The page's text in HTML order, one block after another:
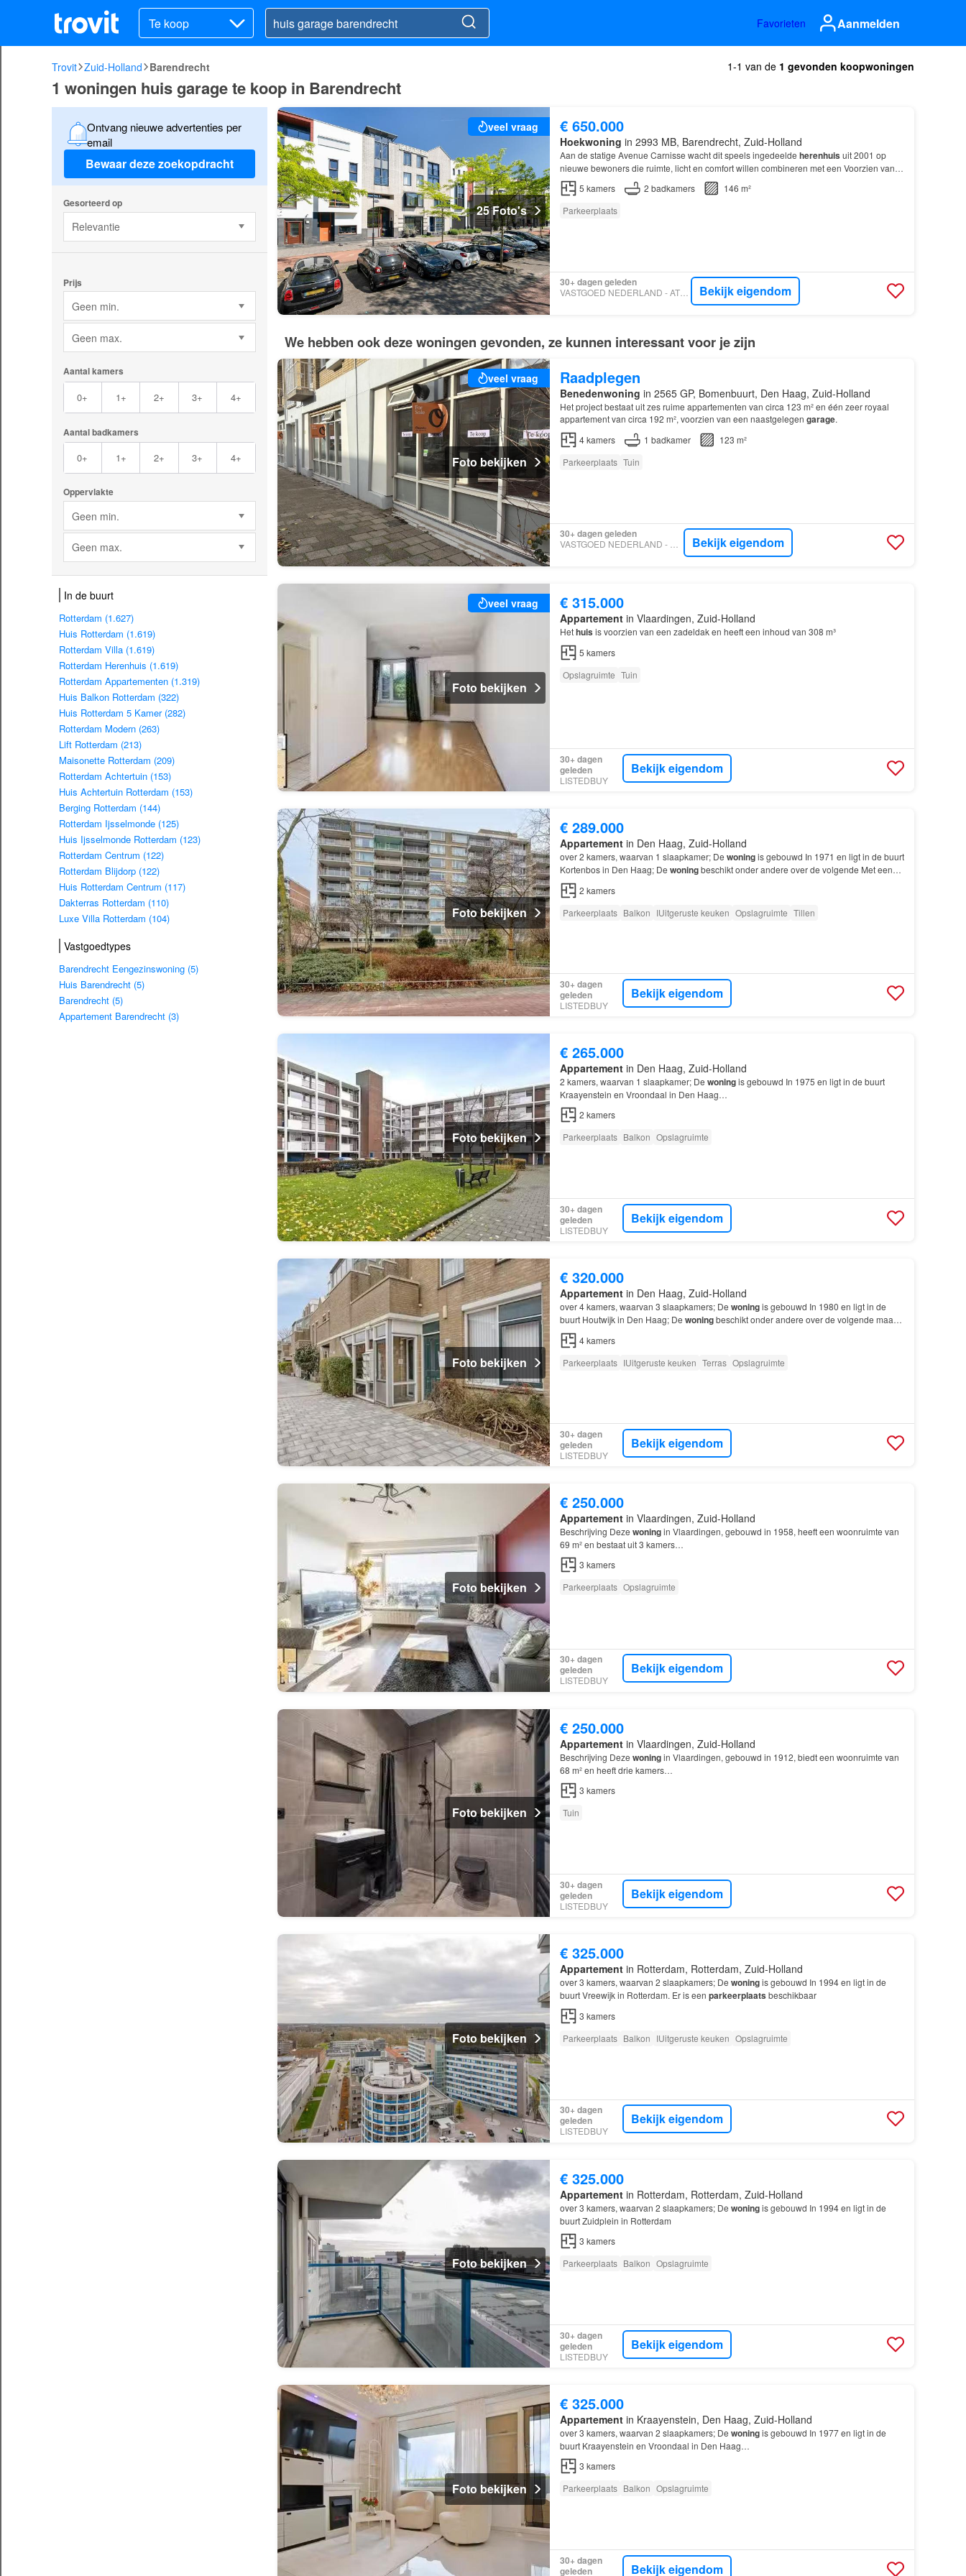
Te koop Favorieten Aanmelden
Trovit Zuid-Holland Barendrecht 1-1 van de 1 gevonden koopwoningen
1 woningen huis garage te koop in Barendrecht
Ontvang nieuwe advertenties per
email
Bewaar deze zoekopdracht
Gesorteerd op
Relevantie
Prijs
Geen min.
Geen max.
Aantal kamers
0+ 1+ 2+ 3+ 4+
Aantal badkamers
0+ 1+ 2+ 3+ 4+
Oppervlakte
Geen min.
Geen max.
In de buurt
Rotterdam (1.627)
Huis Rotterdam (1.619)
Rotterdam Villa (1.619)
Rotterdam Herenhuis (1.619)
Rotterdam Appartementen (1.319)
Huis Balkon Rotterdam (322)
Huis Rotterdam 5 Kamer (282)
Rotterdam Modern (263)
Lift Rotterdam (213)
Maisonette Rotterdam (209)
Rotterdam Achtertuin (153)
Huis Achtertuin Rotterdam (153)
Berging Rotterdam (144)
Rotterdam Ijsselmonde (125)
Huis Ijsselmonde Rotterdam (123)
Rotterdam Centrum (122)
Rotterdam Blijdorp (122)
Huis Rotterdam Centrum (117)
Dakterras Rotterdam (110)
Luxe Villa Rotterdam (104)
Vastgoedtypes
Barendrecht Eengezinswoning (5)
Huis Barendrecht (5)
Barendrecht (5)
Appartement Barendrecht (3)
veel vraag
25 Foto's
€ 650.000
Hoekwoning in 2993 MB, Barendrecht, Zuid-Holland
Aan de statige Avenue Carnisse wacht dit speels ingedeelde herenhuis uit 2001 op
nieuwe bewoners die ruimte, licht en comfort willen combineren met een Voorzien van
een woonoppervlakte van maar liefst 146 m² en een
5 kamers 2 badkamers
146 m²
Parkeerplaats
30+ dagen geleden
VASTGOED NEDERLAND - AT HOME MAKELAARDIJ Bekijk eigendom
We hebben ook deze woningen gevonden, ze kunnen interessant voor je zijn
veel vraag
Foto bekijken
Raadplegen
Benedenwoning in 2565 GP, Bomenbuurt, Den Haag, Zuid-Holland
Het project bestaat uit zes ruime appartementen van circa 123 m² en één zeer royaal
appartement van circa 192 m², voorzien van een naastgelegen garage.
4kamers 1 badkamer
123 m²
Parkeerplaats Tuin
30+ dagen geleden
VASTGOED NEDERLAND - ONESTA VASTGOED Bekijk eigendom
veel vraag
Foto bekijken
€ 315.000
Appartementin Vlaardingen, Zuid-Holland
Hethuis is voorzien van een zadeldak en heeft een inhoud van 308 m³
5 kamers
Opslagruimte Tuin
30+ dagen
geleden
LISTEDBUY
Bekijk eigendom
Foto bekijken
€ 289.000
Appartementin Den Haag, Zuid-Holland
over 2 kamers, waarvan 1 slaapkamer; De woningis gebouwd In 1971 en ligt in de buurt
Kortenbos in Den Haag; De woningbeschikt onder andere over de volgende Met een
ruime woonkamer, open keuken, slaapkamer, fijne badkamer, e…
2 kamers
Parkeerplaats Balkon IUitgeruste keuken Opslagruimte Tillen
30+ dagen
geleden
LISTEDBUY
Bekijk eigendom
Foto bekijken
€ 265.000
Appartementin Den Haag, Zuid-Holland
2 kamers, waarvan 1 slaapkamer; De woningis gebouwd In 1975 en ligt in de buurt
Kraayenstein en Vroondaal in Den Haag…
2 kamers
Parkeerplaats Balkon Opslagruimte
30+ dagen
geleden
LISTEDBUY
Bekijk eigendom
Foto bekijken
€ 320.000
Appartementin Den Haag, Zuid-Holland
over 4 kamers, waarvan 3 slaapkamers; De woningis gebouwd In 1980 en ligt in de
buurt Houtwijk in Den Haag; De woningbeschikt onder andere over de volgende maar
toch zeer centrale locatie in houtwijk jaren 80 maisonnette ap…
4kamers
Parkeerplaats IUitgeruste keuken Terras Opslagruimte
30+ dagen
geleden
LISTEDBUY
Bekijk eigendom
Foto bekijken
€ 250.000
Appartementin Vlaardingen, Zuid-Holland
Beschrijving Deze woningin Vlaardingen, gebouwd in 1958, heeft een woonruimte van
69 m² en bestaat uit 3 kamers…
3 kamers
Parkeerplaats Opslagruimte
30+ dagen
geleden
LISTEDBUY
Bekijk eigendom
Foto bekijken
€ 250.000
Appartementin Vlaardingen, Zuid-Holland
Beschrijving Deze woningin Vlaardingen, gebouwd in 1912, biedt een woonruimte van
68 m² en heeft drie kamers…
3 kamers
Tuin
30+ dagen
geleden
LISTEDBUY
Bekijk eigendom
Foto bekijken
€ 325.000
Appartementin Rotterdam, Rotterdam, Zuid-Holland
over 3 kamers, waarvan 2 slaapkamers; De woningis gebouwd In 1994 en ligt in de
buurt Vreewijk in Rotterdam. Er is een parkeerplaats beschikbaar
3 kamers
Parkeerplaats Balkon IUitgeruste keuken Opslagruimte
30+ dagen
geleden
LISTEDBUY
Bekijk eigendom
Foto bekijken
€ 325.000
Appartementin Rotterdam, Rotterdam, Zuid-Holland
over 3 kamers, waarvan 2 slaapkamers; De woningis gebouwd In 1994 en ligt in de
buurt Zuidplein in Rotterdam
3 kamers
Parkeerplaats Balkon Opslagruimte
30+ dagen
geleden
LISTEDBUY
Bekijk eigendom
Foto bekijken
€ 325.000
Appartementin Kraayenstein, Den Haag, Zuid-Holland
over 3 kamers, waarvan 2 slaapkamers; De woningis gebouwd In 1977 en ligt in de
buurt Kraayenstein en Vroondaal in Den Haag…
3 kamers
Parkeerplaats Balkon Opslagruimte
30+ dagen
geleden
Bekijk eigendom